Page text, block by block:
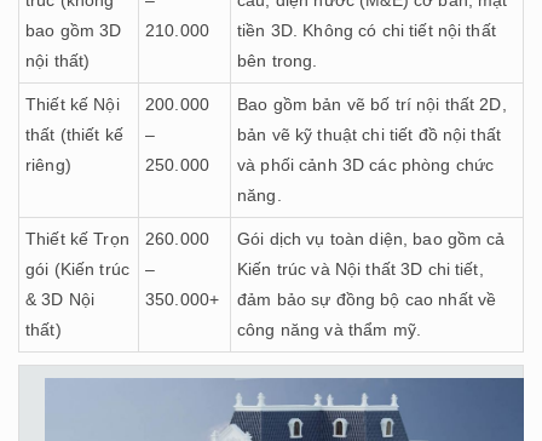
bao gồm 3D
nội thất)
210.000
tiền 3D. Không có chi tiết nội thất
bên trong.
Thiết kế Nội
thất (thiết kế
riêng)
200.000
–
250.000
Bao gồm bản vẽ bố trí nội thất 2D,
bản vẽ kỹ thuật chi tiết đồ nội thất
và phối cảnh 3D các phòng chức
năng.
Thiết kế Trọn
gói (Kiến trúc
& 3D Nội
thất)
260.000
–
350.000+
Gói dịch vụ toàn diện, bao gồm cả
Kiến trúc và Nội thất 3D chi tiết,
đảm bảo sự đồng bộ cao nhất về
công năng và thẩm mỹ.